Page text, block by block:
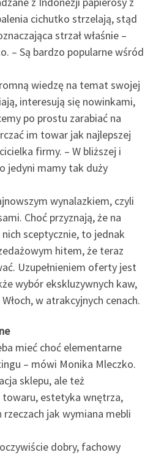
cichutko strzelają, stąd
strzał właśnie –
– Są bardzo popularne wśród
wiedzę na temat swojej
interesują się nowinkami,
po prostu zarabiać na
im towar jak najlepszej
firmy. – W bliższej i
jedyni mamy tak duży
wynalazkiem, czyli
Choć przyznają, że na
sceptycznie, to jednak
hitem, że teraz
Uzupełnieniem oferty jest
wybór ekskluzywnych kaw,
w atrakcyjnych cenach.
mieć choć elementarne
– mówi Monika Mleczko.
sklepu, ale też
estetyka wnętrza,
jak wymiana mebli
dobry, fachowy